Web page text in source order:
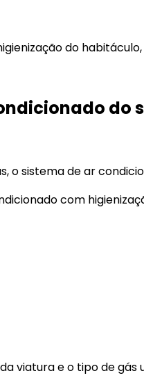
do habitáculo,
do
o sistema de ar
com
viatura e o tipo de gás